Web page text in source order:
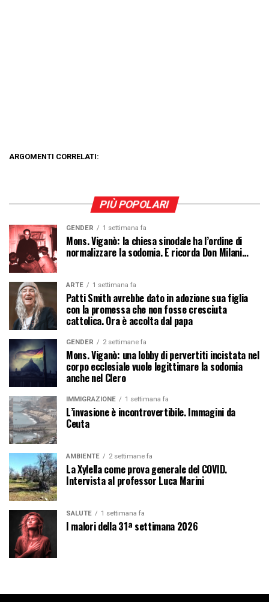
ARGOMENTI CORRELATI:
PIÙ POPOLARI
GENDER 1 settimana fa
Mons. Viganò: la chiesa sinodale ha l’ordine di
normalizzare la sodomia. E ricorda Don Milani…
ARTE 1 settimana fa
Patti Smith avrebbe dato in adozione sua figlia
con la promessa che non fosse cresciuta
cattolica. Ora è accolta dal papa
GENDER 2 settimane fa
Mons. Viganò: una lobby di pervertiti incistata nel
corpo ecclesiale vuole legittimare la sodomia
anche nel Clero
IMMIGRAZIONE 1 settimana fa
L’invasione è incontrovertibile. Immagini da
Ceuta
AMBIENTE 2 settimane fa
La Xylella come prova generale del COVID.
Intervista al professor Luca Marini
SALUTE 1 settimana fa
I malori della 31ª settimana 2026